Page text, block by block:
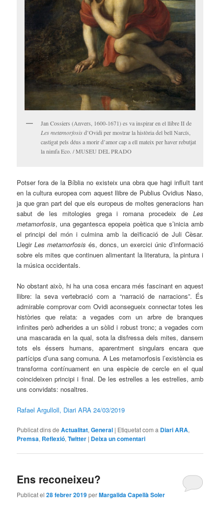
Jan Cossiers (Anvers, 1600-1671) es va inspirar en el llibre II de
Les metamorfosisd’Ovidi per mostrar la història del bell Narcís,
castigat pels déus a morir d’amor cap a ell mateix per haver rebutjat
la nimfa Eco. / MUSEU DEL PRADO
Potser fora de la Bíblia no existeix una obra que hagi influït tant
en la cultura europea com aquest llibre de Publius Ovidius Naso,
ja que gran part del que els europeus de moltes generacions han
sabut de les mitologies grega i romana procedeix de Les
metamorfosis, una gegantesca epopeia poètica que s’inicia amb
el principi del món i culmina amb la deïficació de Juli Cèsar.
Llegir Les metamorfosis és, doncs, un exercici únic d’informació
sobre els mites que continuen alimentant la literatura, la pintura i
la música occidentals.
No obstant això, hi ha una cosa encara més fascinant en aquest
llibre: la seva vertebració com a “narració de narracions”. És
admirable comprovar com Ovidi aconsegueix connectar totes les
històries que relata: a vegades com un arbre de branques
infinites però adherides a un sòlid i robust tronc; a vegades com
una mascarada en la qual, sota la disfressa dels mites, dansem
tots els éssers humans, aparentment singulars encara que
partícips d’una sang comuna. A Les metamorfosis l’existència es
transforma contínuament en una espècie de cercle en el qual
coincideixen principi i final. De les estrelles a les estrelles, amb
uns convidats: nosaltres.
Rafael Argulloll, Diari ARA 24/03/2019
Publicat dins de Actualitat,General | Etiquetat com a Diari ARA,
Premsa, Reflexió,Twitter | Deixa un comentari
Ens reconeixeu?
Publicat el28 febrer 2019perMargalida Capellà Soler